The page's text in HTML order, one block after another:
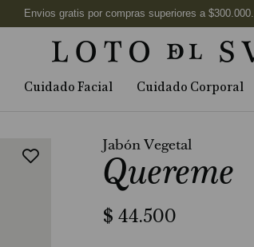
Cuidado Facial Cuidado Corporal
Jabón Vegetal
Quereme
$ 44.500